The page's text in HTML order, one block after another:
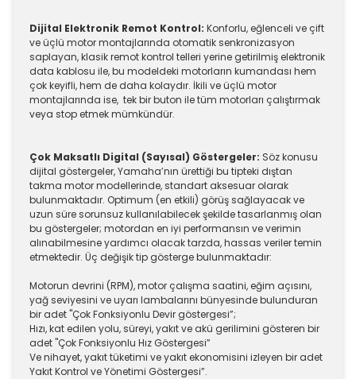
Dijital Elektronik Remot Kontrol: Konforlu, eğlenceli ve çift
ve üçlü motor montajlarında otomatik senkronizasyon
saplayan, klasik remot kontrol telleri yerine getirilmiş elektronik
data kablosu ile, bu modeldeki motorların kumandası hem
çok keyifli, hem de daha kolaydır. İkili ve üçlü motor
montajlarında ise, tek bir buton ile tüm motorları çalıştırmak
veya stop etmek mümkündür.
Çok Maksatlı Digital (Sayısal) Göstergeler: Söz konusu
dijital göstergeler, Yamaha’nın ürettiği bu tipteki dıştan
takma motor modellerinde, standart aksesuar olarak
bulunmaktadır. Optimum (en etkili) görüş sağlayacak ve
uzun süre sorunsuz kullanılabilecek şekilde tasarlanmış olan
bu göstergeler; motordan en iyi performansın ve verimin
alınabilmesine yardımcı olacak tarzda, hassas veriler temin
etmektedir. Üç değişik tip gösterge bulunmaktadır:
Motorun devrini (RPM), motor çalışma saatini, eğim açısını,
yağ seviyesini ve uyarı lambalarını bünyesinde bulunduran
bir adet "Çok Fonksiyonlu Devir göstergesi”;
Hızı, kat edilen yolu, süreyi, yakıt ve akü gerilimini gösteren bir
adet "Çok Fonksiyonlu Hız Göstergesi”
Ve nihayet, yakıt tüketimi ve yakıt ekonomisini izleyen bir adet
Yakıt Kontrol ve Yönetimi Göstergesi”.